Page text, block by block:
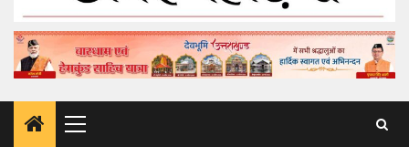
Primary
Menu